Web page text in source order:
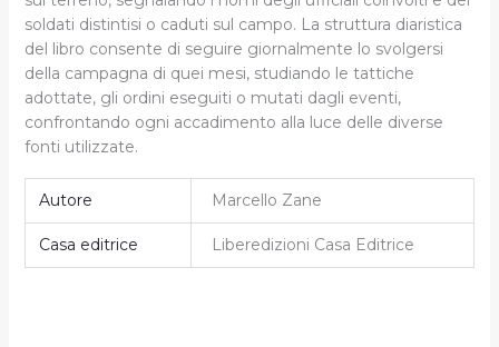
soldati distintisi o caduti sul campo. La struttura diaristica
del libro consente di seguire giornalmente lo svolgersi
della campagna di quei mesi, studiando le tattiche
adottate, gli ordini eseguiti o mutati dagli eventi,
confrontando ogni accadimento alla luce delle diverse
fonti utilizzate.
Autore Marcello Zane
Casa editrice Liberedizioni Casa Editrice